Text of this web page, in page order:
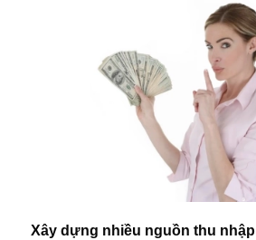
Xây dựng nhiều nguồn thu nhập